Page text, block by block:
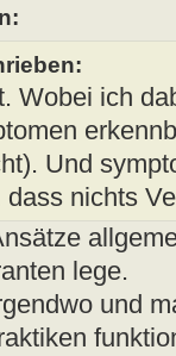
Wobei ich
Und
nichts
lege.
und